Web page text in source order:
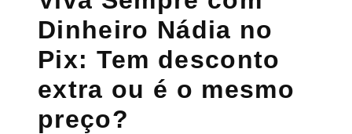
Dinheiro Nádia no
Pix: Tem desconto
extra ou é o mesmo
preço?